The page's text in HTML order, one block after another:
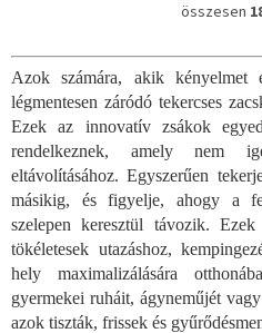
L
s
t
a
i
r
á
n
y
í
t
á
s
e
összesen
Azok számára, akik kényelmet
légmentesen záródó tekercses
Ezek az innovatív zsákok
rendelkeznek, amely nem
eltávolításához. Egyszerűen
másikig, és figyelje, ahogy a
szelepen keresztül távozik.
tökéletesek utazáshoz,
hely maximalizálására
gyermekei ruháit, ágyneműjét
azok tiszták, frissek és